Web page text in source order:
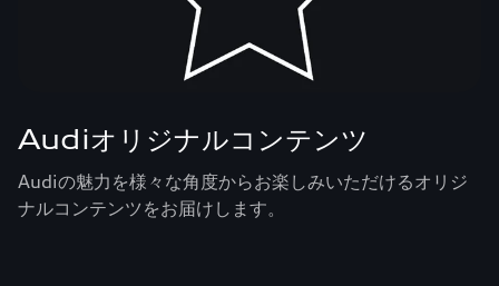
Audiオリジナルコンテンツ
Audiの魅力を様々な角度からお楽しみいただけるオリジ
ナルコンテンツをお届けします。